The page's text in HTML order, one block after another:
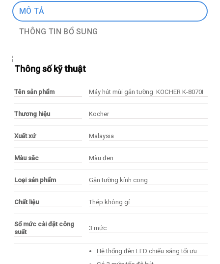
MÔ TẢ
THÔNG TIN BỔ SUNG
Thông số kỹ thuật
Tên sản phẩm Máy hút mùi gắn tường KOCHER K-8070I
Thương hiệu Kocher
Xuất xứ Malaysia
Màu sắc Màu đen
Loại sản phẩm Gắn tường kính cong
Chất liệu Thép không gỉ
Số mức cài đặt công
suất
3 mức
Hệ thống đèn LED chiếu sáng tối ưu